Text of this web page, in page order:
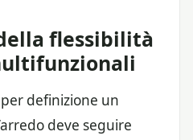
flessibilità
per definizione un
deve seguire